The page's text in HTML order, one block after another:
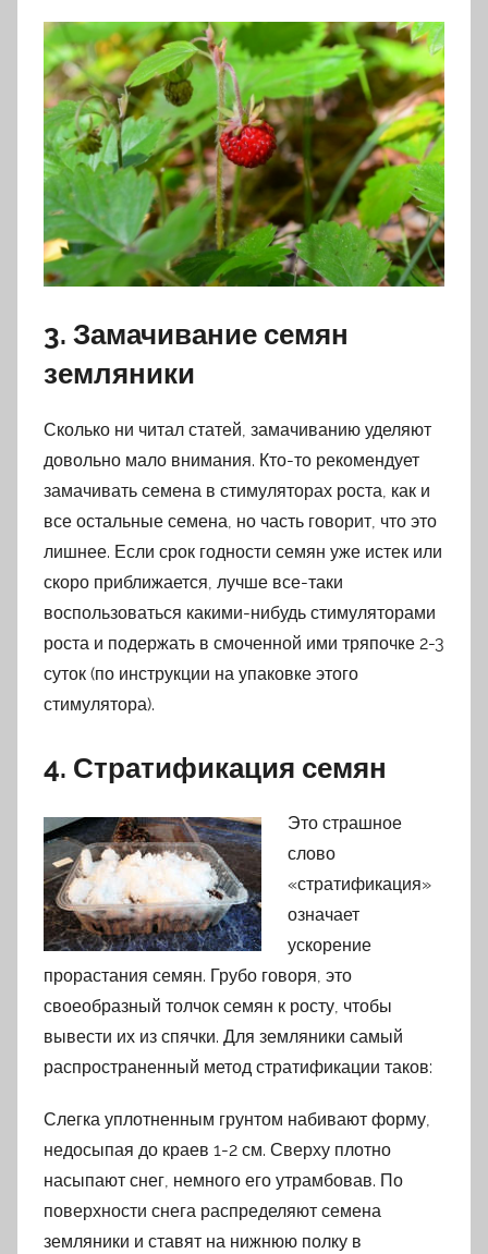
3. Замачивание семян
земляники
Сколько ни читал статей, замачиванию уделяют
довольно мало внимания. Кто-то рекомендует
замачивать семена в стимуляторах роста, как и
все остальные семена, но часть говорит, что это
лишнее. Если срок годности семян уже истек или
скоро приближается, лучше все-таки
воспользоваться какими-нибудь стимуляторами
роста и подержать в смоченной ими тряпочке 2-3
суток (по инструкции на упаковке этого
стимулятора).
4. Стратификация семян
Это страшное
слово
«стратификация»
означает
ускорение
прорастания семян. Грубо говоря, это
своеобразный толчок семян к росту, чтобы
вывести их из спячки. Для земляники самый
распространенный метод стратификации таков:
Слегка уплотненным грунтом набивают форму,
недосыпая до краев 1-2 см. Сверху плотно
насыпают снег, немного его утрамбовав. По
поверхности снега распределяют семена
земляники и ставят на нижнюю полку в